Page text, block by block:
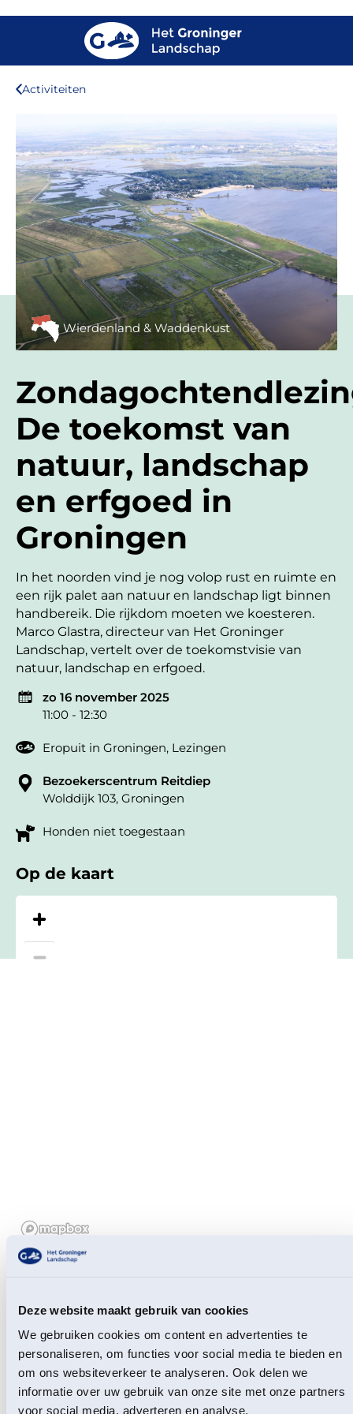
Deze website maakt gebruik van cookies
We gebruiken cookies om content en advertenties te
personaliseren, om functies voor social media te bieden en
om ons websiteverkeer te analyseren. Ook delen we
informatie over uw gebruik van onze site met onze partners
voor social media, adverteren en analyse.
Activiteiten
Wierdenland & Waddenkust
De toekomst van
natuur, landschap
en erfgoed in
Groningen
In het noorden vind je nog volop rust en ruimte en
een rijk palet aan natuur en landschap ligt binnen
handbereik. Die rijkdom moeten we koesteren.
Marco Glastra, directeur van Het Groninger
Landschap, vertelt over de toekomstvisie van
natuur, landschap en erfgoed.
zo 16 november 2025
11:00 - 12:30
Eropuit in Groningen, Lezingen
Bezoekerscentrum Reitdiep
Wolddijk 103, Groningen
Honden niet toegestaan
Op de kaart
kleinschalige esdorpenlandschap Westerwolde.
Tegelijk staat de provincie voor grote uitdagingen,
onder andere op het gebied van landbouwtransitie,
klimaatadaptatie en herstel van de biodiversiteit. In
2023 schetste Het Groninger Landschap met acht
natuur- en milieuorganisaties een gezamenlijke visie